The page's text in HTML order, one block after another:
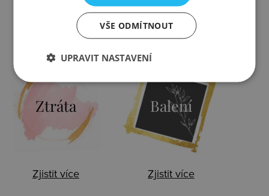
Zjistit více Zjistit více
Ztráta
Zjistit více
Balení
Zjistit více
VŠE ODMÍTNOUT
UPRAVIT NASTAVENÍ